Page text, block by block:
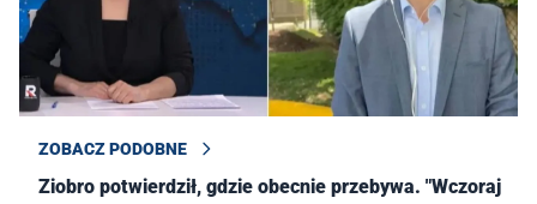
ZOBACZ PODOBNE
Ziobro potwierdził, gdzie obecnie przebywa. "Wczoraj